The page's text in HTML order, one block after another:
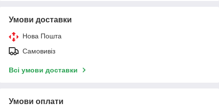
Умови доставки
Нова Пошта
Самовивіз
Всі умови доставки
Умови оплати